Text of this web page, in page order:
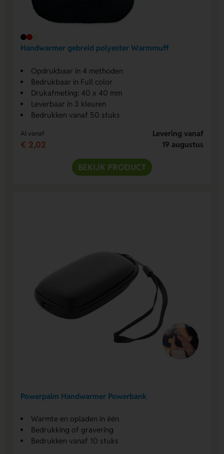
Handwarmer gebreid polyester Warmmuff
Opdrukbaar in 4 methoden
Bedrukbaar in Full color
Drukafmeting: 40 x 40 mm
Leverbaar in 3 kleuren
Bedrukken vanaf 50 stuks
Al vanaf
€ 2,02
Levering vanaf
19 augustus
BEKIJK PRODUCT
Powerpalm Handwarmer Powerbank
Warmte en opladen in één
Bedrukking of gravering
Bedrukken vanaf 10 stuks